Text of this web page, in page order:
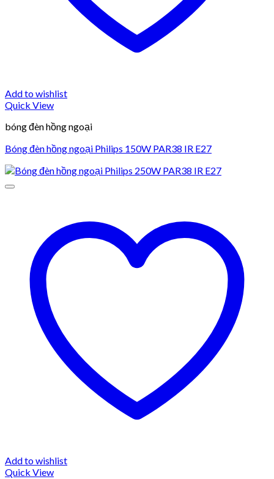
Add to wishlist
Quick View
bóng đèn hồng ngoại
Bóng đèn hồng ngoại Philips 150W PAR38 IR E27
Add to wishlist
Quick View